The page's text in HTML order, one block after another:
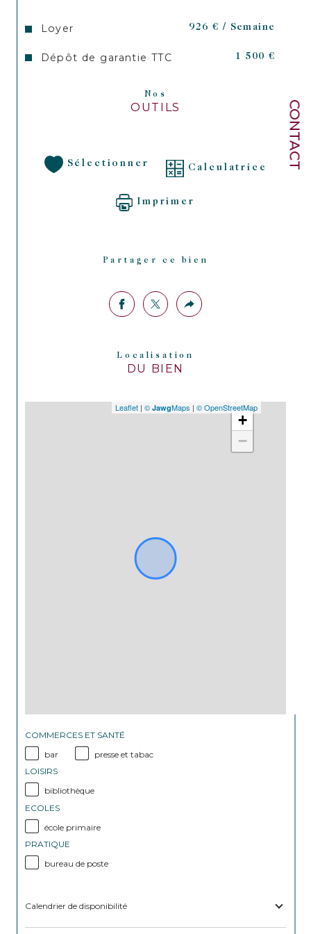
CONTACT
Loyer 926 € / Semaine
Dépôt de garantie TTC 1 500 €
Nos
OUTILS
Sélectionner Calculatrice
Imprimer
Partager ce bien
Localisation
DU BIEN
+
−
Leaflet | © JawgMaps | © OpenStreetMap
COMMERCES ET SANTÉ
bar
presse et tabac
LOISIRS
bibliothèque
ECOLES
école primaire
PRATIQUE
bureau de poste
Calendrier de disponibilité